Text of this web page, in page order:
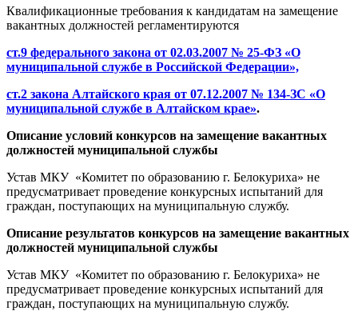
Квалификационные требования к кандидатам на замещение
вакантных должностей регламентируются
ст.9 федерального закона от 02.03.2007 № 25-ФЗ «О
муниципальной службе в Российской Федерации»,
ст.2 закона Алтайского края от 07.12.2007 № 134-ЗС «О
муниципальной службе в Алтайском крае».
Описание условий конкурсов на замещение вакантных
должностей муниципальной службы
Устав МКУ «Комитет по образованию г. Белокуриха» не
предусматривает проведение конкурсных испытаний для
граждан, поступающих на муниципальную службу.
Описание результатов конкурсов на замещение вакантных
должностей муниципальной службы
Устав МКУ «Комитет по образованию г. Белокуриха» не
предусматривает проведение конкурсных испытаний для
граждан, поступающих на муниципальную службу.